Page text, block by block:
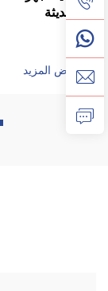
الحديثة
عرض المزيد